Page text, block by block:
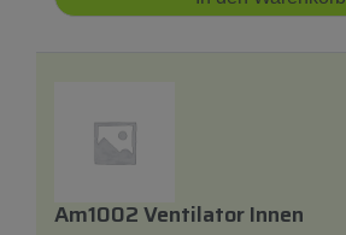
Am1002 Ventilator Innen